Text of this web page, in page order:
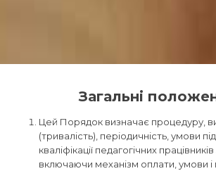
Загальні
Цей Порядок визначає процедуру,
(тривалість), періодичність, умови
кваліфікації педагогічних
включаючи механізм оплати, умови